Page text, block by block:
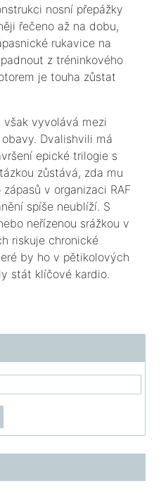
nosní přepážky
řečeno až na dobu,
rukavice na
z tréninkového
je touha zůstat
však vyvolává mezi
Dvalishvili má
epické trilogie s
zůstává, zda mu
v organizaci RAF
spíše neublíží. S
neřízenou srážkou v
riskuje chronické
by ho v pětikolových
stát klíčové kardio.